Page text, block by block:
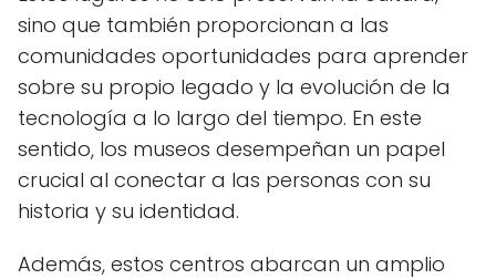
sino que también proporcionan a las
comunidades oportunidades para aprender
sobre su propio legado y la evolución de la
tecnología a lo largo del tiempo. En este
sentido, los museos desempeñan un papel
crucial al conectar a las personas con su
historia y su identidad.
Además, estos centros abarcan un amplio